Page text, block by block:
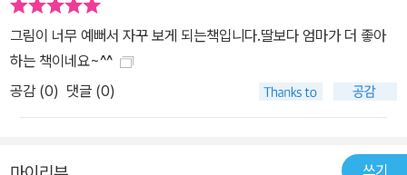
그림이 너무 예뻐서 자꾸 보게 되는책입니다.딸보다 엄마가 더 좋아
하는 책이네요~^^
공감 (0) 댓글 (0)
쓰기